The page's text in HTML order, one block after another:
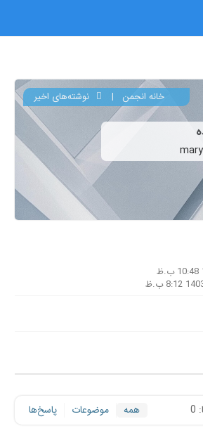
خانه انجمن | نوشته‌های اخیر
همه موضوعات پاسخ‌ها